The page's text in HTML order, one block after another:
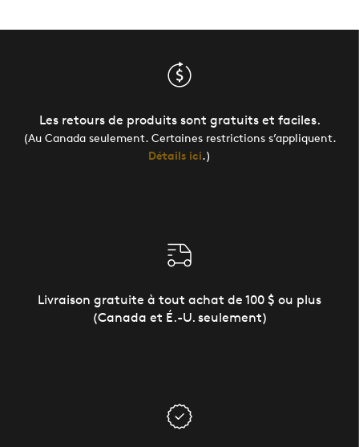
Les retours de produits sont gratuits et faciles.
(Au Canada seulement. Certaines restrictions s’appliquent.
Détails ici.)
Livraison gratuite à tout achat de 100 $ ou plus
(Canada et É.-U. seulement)